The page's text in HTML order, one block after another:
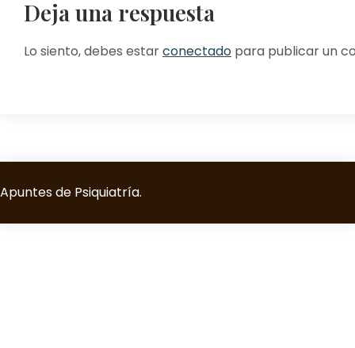
Deja una respuesta
Lo siento, debes estarconectado para publicar un
Apuntes de Psiquiatría.